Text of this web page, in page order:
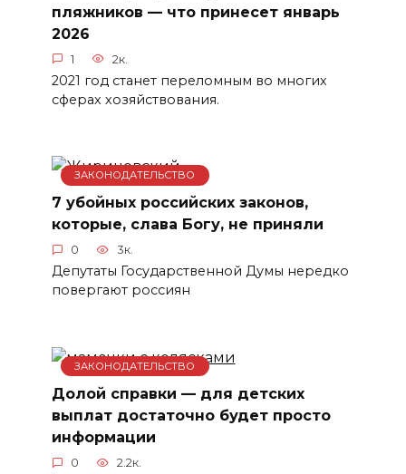
пляжников — что принесет январь
2026
1 2к.
2021 год станет переломным во многих
сферах хозяйствования.
ЗАКОНОДАТЕЛЬСТВО
7 убойных российских законов,
которые, слава Богу, не приняли
0 3к.
Депутаты Государственной Думы нередко
повергают россиян
ЗАКОНОДАТЕЛЬСТВО
Долой справки — для детских
выплат достаточно будет просто
информации
0 2.2к.